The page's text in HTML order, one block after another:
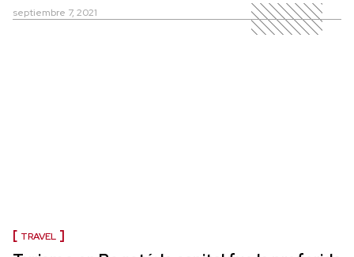
septiembre 7, 2021
TRAVEL